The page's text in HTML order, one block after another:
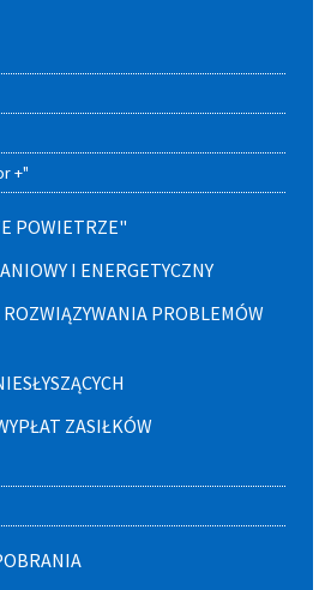
+"
POWIETRZE"
I ENERGETYCZNY
PROBLEMÓW
ZASIŁKÓW